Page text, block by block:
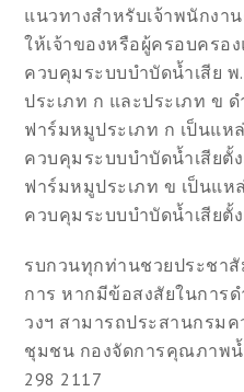
แนวทางสำหรับเจ้าพนักง
ให้เจ้าของหรือผู้ครอบครอ
ควบคุมระบบบำบัดน้ำเสีย
ประเภท ก และประเภท ข ด
ฟาร์มหมูประเภท ก เป็นแห
ควบคุมระบบบำบัดน้ำเสียตั้
ฟาร์มหมูประเภท ข เป็นแห
ควบคุมระบบบำบัดน้ำเสียตั้
รบกวนทุกท่านชวยประชา
การ หากมีข้อสงสัยในการ
วงฯ สามารถประสานกรม
ชุมชน กองจัดการคุณภาพน้
298 2117